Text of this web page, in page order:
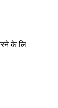
के लि